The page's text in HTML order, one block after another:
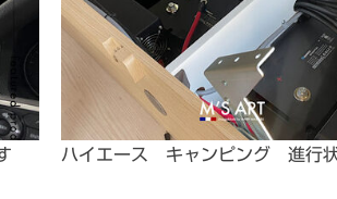
ハイエース キャンピング 進行